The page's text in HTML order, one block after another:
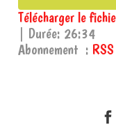
RSS
SHARE
Télécharger le
Durée: 26:34
Abonnement : RSS